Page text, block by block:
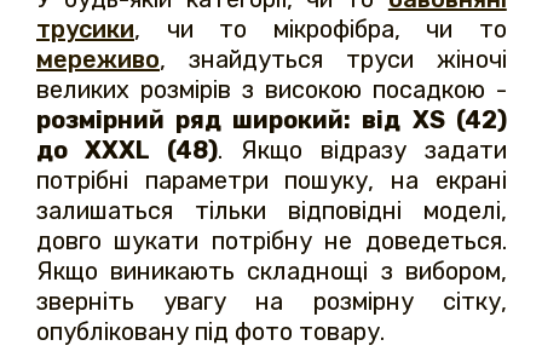
трусики, чи то мікрофібра, чи то
мереживо, знайдуться труси жіночі
великих розмірів з високою посадкою -
розмірний ряд широкий: від XS (42)
до XXXL (48). Якщо відразу задати
потрібні параметри пошуку, на екрані
залишаться тільки відповідні моделі,
довго шукати потрібну не доведеться.
Якщо виникають складнощі з вибором,
зверніть увагу на розмірну сітку,
опубліковану під фото товару.